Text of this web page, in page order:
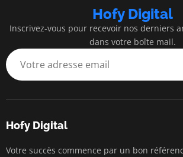
Hofy Digital
Inscrivez-vous pour recevoir nos derniers
dans votre boîte mail.
Hofy Digital
Votre succès commence par un bon